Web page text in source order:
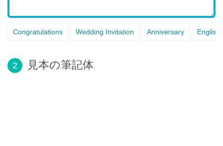
Congratulations Wedding Invitation Anniversary English
2 見本の筆記体